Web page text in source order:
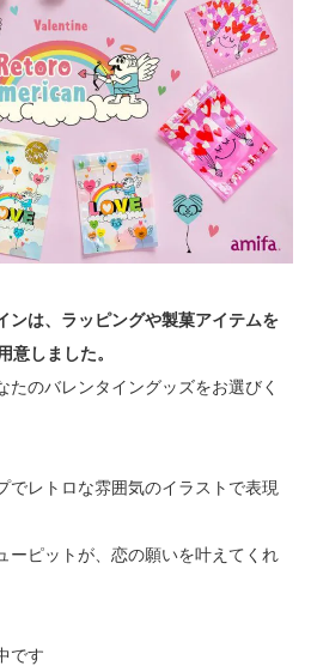
ンは、ラッピングや製菓アイテムを
意しました。
たのバレンタイングッズをお選びく
でレトロな雰囲気のイラストで表現
ーピットが、恋の願いを叶えてくれ
です